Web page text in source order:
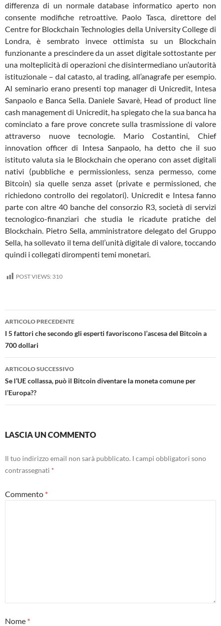
differenza di un normale database informatico aperto non
consente modifiche retroattive. Paolo Tasca, direttore del
Centre for Blockchain Technologies della University College di
Londra, è sembrato invece ottimista su un Blockchain
funzionante a prescindere da un asset digitale sottostante per
una molteplicità di operazioni che disintermediano un’autorità
istituzionale – dal catasto, al trading, all’anagrafe per esempio.
Al seminario erano presenti top manager di Unicredit, Intesa
Sanpaolo e Banca Sella. Daniele Savarè, Head of product line
cash management di Unicredit, ha spiegato che la sua banca ha
cominciato a fare prove concrete sulla trasmissione di valore
attraverso nuove tecnologie. Mario Costantini, Chief
innovation officer di Intesa Sanpaolo, ha detto che il suo
istituto valuta sia le Blockchain che operano con asset digitali
nativi (pubbliche e permissionless, senza permesso, come
Bitcoin) sia quelle senza asset (private e permissioned, che
richiedono controllo dei regolatori). Unicredit e Intesa fanno
parte con altre 40 banche del consorzio R3, società di servizi
tecnologico-finanziari che studia le ricadute pratiche del
Blockchain. Pietro Sella, amministratore delegato del Gruppo
Sella, ha sollevato il tema dell’unità digitale di valore, toccando
quindi i collegati dirompenti temi monetari.
POST VIEWS: 310
Navigazione
articolo
ARTICOLO PRECEDENTE
I 5 fattori che secondo gli esperti favoriscono l’ascesa del Bitcoin a
700 dollari
ARTICOLO SUCCESSIVO
Se l’UE collassa, può il Bitcoin diventare la moneta comune per
l’Europa??
LASCIA UN COMMENTO
Il tuo indirizzo email non sarà pubblicato. I campi obbligatori sono
contrassegnati *
Commento *
Nome *